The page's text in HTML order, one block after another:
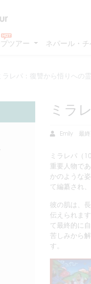
ツアー ネパール・
ラレパ：復讐から悟りへの
ミラ
Emily 最
ミラレパ（
重要人物で
かのような
て編纂され
彼の肌は、
伝えられま
て最終的に
苦しみから
す。